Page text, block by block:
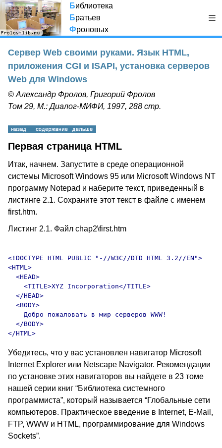
Библиотека
Братьев
Фроловых
Сервер Web своими руками. Язык HTML,
приложения CGI и ISAPI, установка серверов
Web для Windows
© Александр Фролов, Григорий Фролов
Том 29, М.: Диалог-МИФИ, 1997, 288 стр.
Первая страница HTML
Итак, начнем. Запустите в среде операционной
системы Microsoft Windows 95 или Microsoft Windows NT
программу Notepad и наберите текст, приведенный в
листинге 2.1. Сохраните этот текст в файле с именем
first.htm.
Листинг 2.1. Файл chap2\first.htm
<!DOCTYPE HTML PUBLIC "-//W3C//DTD HTML 3.2//EN">
<HTML>
  <HEAD>
    <TITLE>XYZ Incorporation</TITLE>
  </HEAD>
  <BODY>
    Добро пожаловать в мир серверов WWW!
  </BODY>
Убедитесь, что у вас установлен навигатор Microsoft
Internet Explorer или Netscape Navigator. Рекомендации
по установке этих навигаторов вы найдете в 23 томе
нашей серии книг “Библиотека системного
программиста”, который называется “Глобальные сети
компьютеров. Практическое введение в Internet, E-Mail,
FTP, WWW и HTML, программирование для Windows
Sockets”.